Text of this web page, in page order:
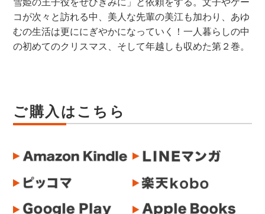
雪姫の王子役をぜひきみに」と依頼をする。文子やケー
コが次々と訪れる中、美人な先輩の美江も加わり、あゆ
むの生活は更ににぎやかになっていく！一人暮らしの中
の初めてのクリスマス、そして年越しも収めた第２巻。
ご購入はこちら